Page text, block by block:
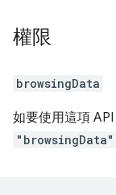
權限
browsingData
如要使用這項
"browsingData"